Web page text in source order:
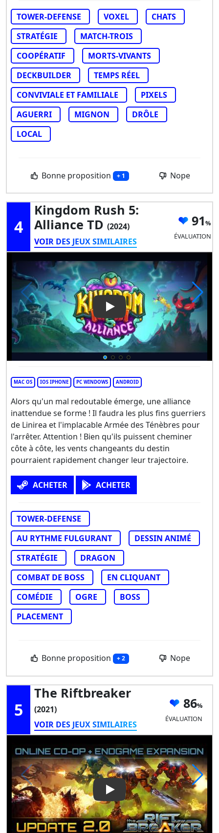
TOWER-DEFENSE VOXEL
CHATS
STRATÉGIE
MATCH-TROIS
COOPÉRATIF
MORTS-VIVANTS
DECKBUILDER
TEMPS RÉEL
CONVIVIALE ET FAMILIALE
PIXELS
AGUERRI
MIGNON
DRÔLE
LOCAL
Bonne proposition + 1 Nope
4
Kingdom Rush 5:
Alliance TD (2024)
VOIR DES JEUX SIMILAIRES
91
ÉVALUATION
Play Video: Kingdom Rush 5:
MAC OS IOS IPHONE PC WINDOWS ANDROID
Alors qu'un mal redoutable émerge, une alliance
inattendue se forme ! Il faudra les plus fins guerriers
de Linirea et l'implacable Armée des Ténèbres pour
l'arrêter. Attention ! Bien qu'ils puissent cheminer
côte à côte, les vents changeants du destin
pourraient rapidement changer leur trajectoire.
ACHETER ACHETER
TOWER-DEFENSE
AU RYTHME FULGURANT
DESSIN ANIMÉ
STRATÉGIE
DRAGON
COMBAT DE BOSS
EN CLIQUANT
COMÉDIE
OGRE
BOSS
PLACEMENT
Bonne proposition + 2 Nope
5
The Riftbreaker
(2021)
VOIR DES JEUX SIMILAIRES
86
ÉVALUATION
Play Video: The Riftbreaker